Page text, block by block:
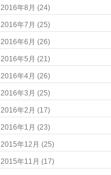
2016年8月 (24)
2016年7月 (25)
2016年6月 (26)
2016年5月 (21)
2016年4月 (26)
2016年3月 (25)
2016年2月 (17)
2016年1月 (23)
2015年12月 (25)
2015年11月 (17)